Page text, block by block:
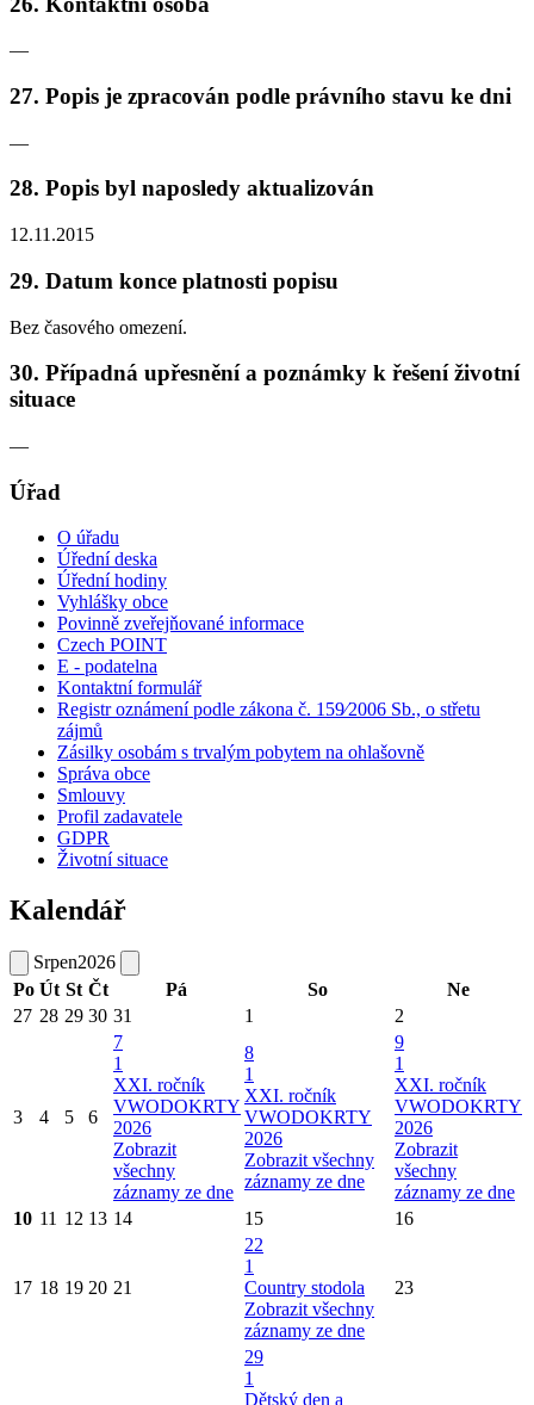
—
27. Popis je zpracován podle právního stavu ke dni
—
28. Popis byl naposledy aktualizován
12.11.2015
29. Datum konce platnosti popisu
Bez časového omezení.
30. Případná upřesnění a poznámky k řešení životní
situace
—
Úřad
O úřadu
Úřední deska
Úřední hodiny
Vyhlášky obce
Povinně zveřejňované informace
Czech POINT
E - podatelna
Kontaktní formulář
Registr oznámení podle zákona č. 159⁄2006 Sb., o střetu
zájmů
Zásilky osobám s trvalým pobytem na ohlašovně
Správa obce
Smlouvy
Profil zadavatele
GDPR
Životní situace
Kalendář
Srpen2026
Po Út St Čt Pá So
Ne
27 28 29 30 31 1 2
3 4 5 6
7
1
XXI. ročník
VWODOKRTY
2026
Zobrazit
všechny
záznamy ze dne
8
1
XXI. ročník
VWODOKRTY
2026
Zobrazit všechny
záznamy ze dne
9
1
XXI. ročník
VWODOKRTY
2026
Zobrazit
všechny
záznamy ze dne
10 11 12 13 14 15 16
17 18 19 20 21
22
1
Country stodola
Zobrazit všechny
záznamy ze dne
23
29
1
Dětský den a